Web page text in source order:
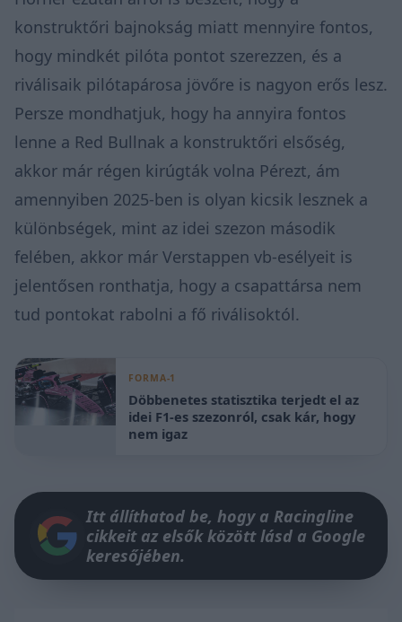
konstruktőri bajnokság miatt mennyire fontos,
hogy mindkét pilóta pontot szerezzen, és a
riválisaik pilótapárosa jövőre is nagyon erős lesz.
Persze mondhatjuk, hogy ha annyira fontos
lenne a Red Bullnak a konstruktőri elsőség,
akkor már régen kirúgták volna Pérezt, ám
amennyiben 2025-ben is olyan kicsik lesznek a
különbségek, mint az idei szezon második
felében, akkor már Verstappen vb-esélyeit is
jelentősen ronthatja, hogy a csapattársa nem
tud pontokat rabolni a fő riválisoktól.
FORMA-1
Döbbenetes statisztika terjedt el az
idei F1-es szezonról, csak kár, hogy
nem igaz
Itt állíthatod be, hogy a Racingline
cikkeit az elsők között lásd a Google
keresőjében.